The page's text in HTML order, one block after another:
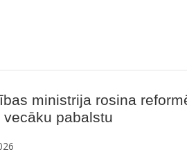
ministrija rosina
vecāku pabalstu